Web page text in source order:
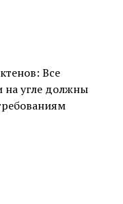
Все
угле должны